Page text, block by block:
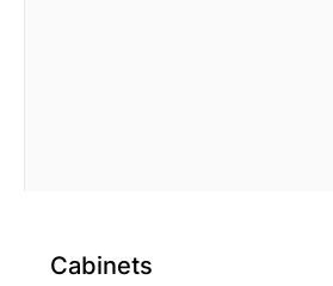
Cabinets
140 Rue De Paris 76600 Le Havre